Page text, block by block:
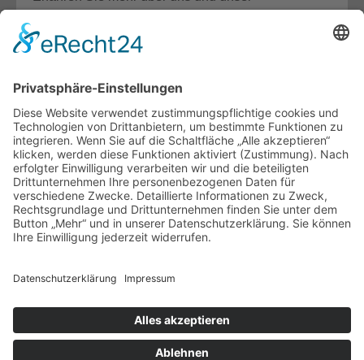
Unterstützung
Die Team24 Wohnbau GmbH unterstützt den Verein